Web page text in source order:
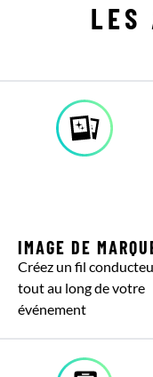
LES
IMAGE DE
Créez un fil
tout au long de votre
événement